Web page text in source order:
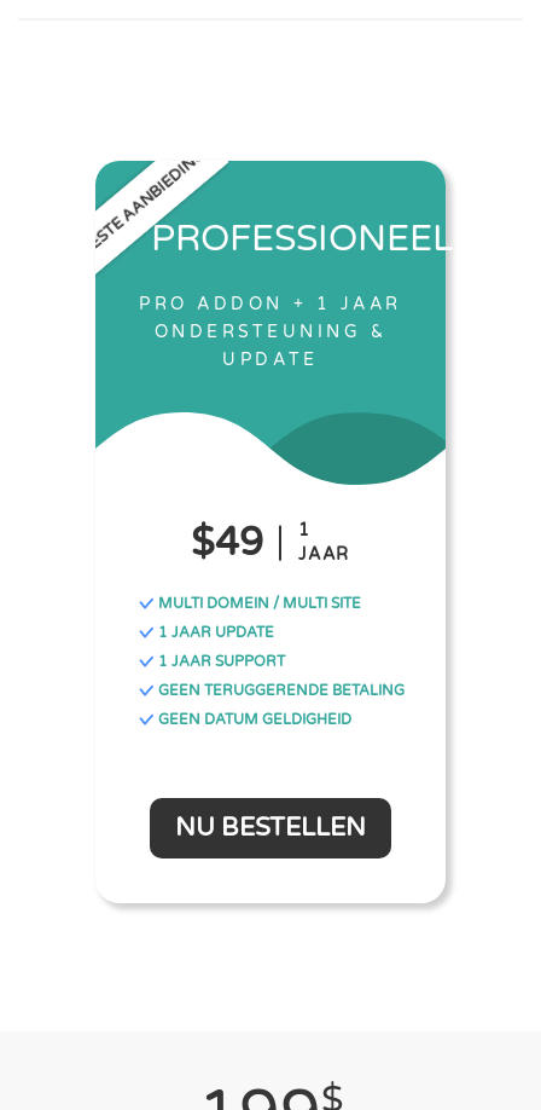
BESTE AANBIEDINGPROFESSIONEEL
PRO ADDON + 1 JAAR
ONDERSTEUNING &
UPDATE
$49
1
JAAR
MULTI DOMEIN / MULTI SITE
1 JAAR UPDATE
1 JAAR SUPPORT
GEEN TERUGGERENDE BETALING
GEEN DATUM GELDIGHEID
NU BESTELLEN
$